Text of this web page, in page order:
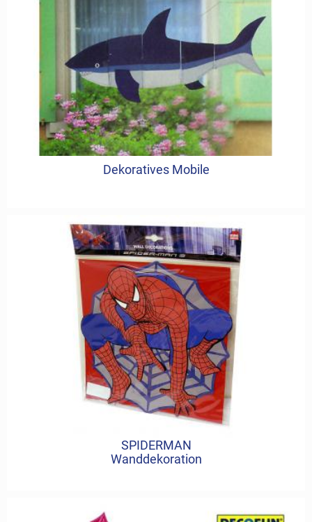
Dekoratives Mobile
SPIDERMAN
Wanddekoration